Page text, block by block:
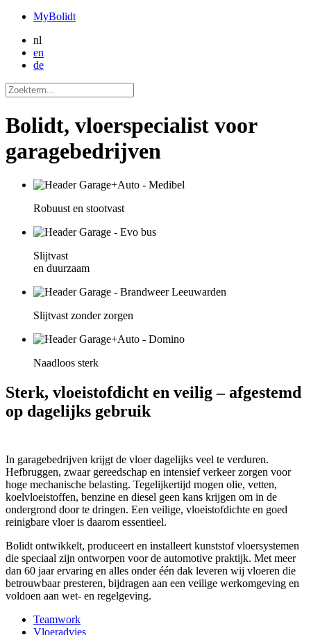
MyBolidt
nl
en
de
Bolidt, vloerspecialist voor
garagebedrijven
Robuust en stootvast
Slijtvast
en duurzaam
Slijtvast zonder zorgen
Naadloos sterk
Sterk, vloeistofdicht en veilig – afgestemd
op dagelijks gebruik
In garagebedrijven krijgt de vloer dagelijks veel te verduren.
Hefbruggen, zwaar gereedschap en intensief verkeer zorgen voor
hoge mechanische belasting. Tegelijkertijd mogen olie, vetten,
koelvloeistoffen, benzine en diesel geen kans krijgen om in de
ondergrond door te dringen. Een veilige, vloeistofdichte en goed
reinigbare vloer is daarom essentieel.
Bolidt ontwikkelt, produceert en installeert kunststof vloersystemen
die speciaal zijn ontworpen voor de automotive praktijk. Met meer
dan 60 jaar ervaring en alles onder één dak leveren wij vloeren die
betrouwbaar presteren, bijdragen aan een veilige werkomgeving en
voldoen aan wet- en regelgeving.
Teamwork
Vloeradvies